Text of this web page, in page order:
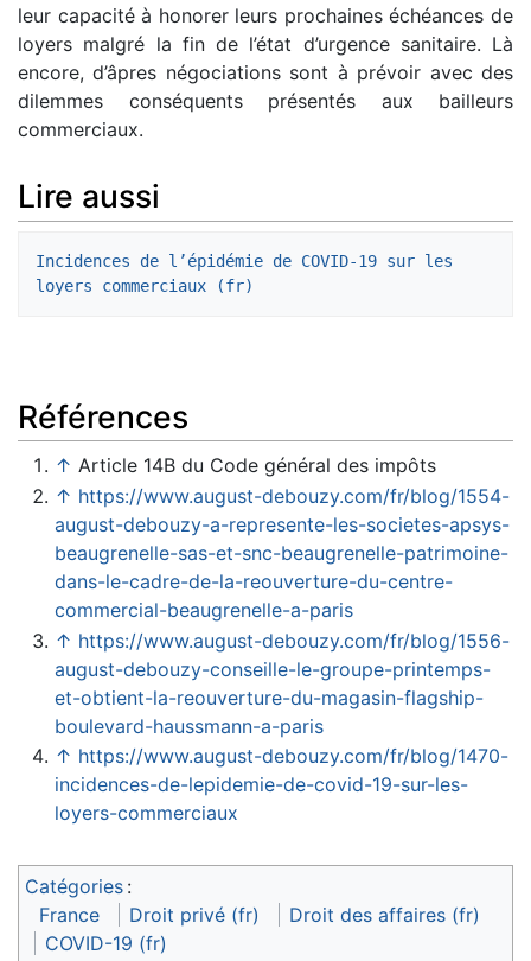
leur capacité à honorer leurs prochaines échéances de
loyers malgré la fin de l’état d’urgence sanitaire. Là
encore, d’âpres négociations sont à prévoir avec des
dilemmes conséquents présentés aux bailleurs
commerciaux.
Lire aussi
Incidences de l’épidémie de COVID-19 sur les
loyers commerciaux (fr)
Références
↑ Article 14B du Code général des impôts
↑ https://www.august-debouzy.com/fr/blog/1554-
august-debouzy-a-represente-les-societes-apsys-
beaugrenelle-sas-et-snc-beaugrenelle-patrimoine-
dans-le-cadre-de-la-reouverture-du-centre-
commercial-beaugrenelle-a-paris
↑ https://www.august-debouzy.com/fr/blog/1556-
august-debouzy-conseille-le-groupe-printemps-
et-obtient-la-reouverture-du-magasin-flagship-
boulevard-haussmann-a-paris
↑ https://www.august-debouzy.com/fr/blog/1470-
incidences-de-lepidemie-de-covid-19-sur-les-
loyers-commerciaux
Catégories :
France
Droit privé (fr)
Droit des affaires (fr)
COVID-19 (fr)